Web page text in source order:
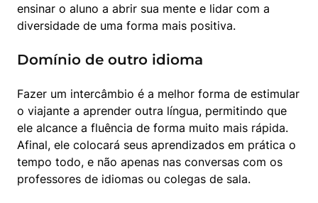
ensinar o aluno a abrir sua mente e lidar com a
diversidade de uma forma mais positiva.
Domínio de outro idioma
Fazer um intercâmbio é a melhor forma de estimular
o viajante a aprender outra língua, permitindo que
ele alcance a fluência de forma muito mais rápida.
Afinal, ele colocará seus aprendizados em prática o
tempo todo, e não apenas nas conversas com os
professores de idiomas ou colegas de sala.